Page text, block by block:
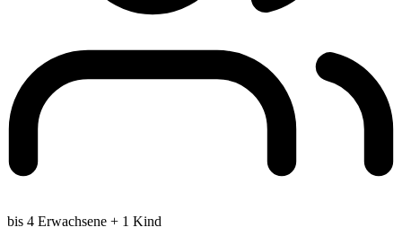
bis 4 Erwachsene + 1 Kind